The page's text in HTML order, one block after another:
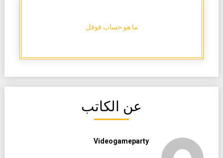
ما هو حساب قوقل
عن الكاتب
Videogameparty